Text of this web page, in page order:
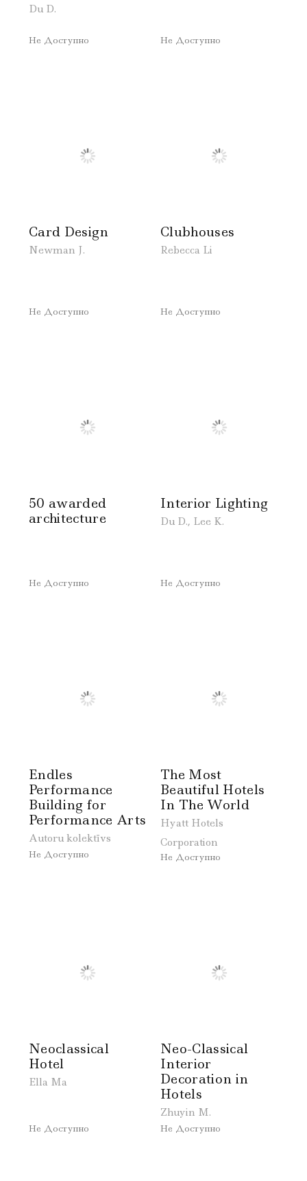
Du D.
Не Доступно Не Доступно
Card Design
Newman J.
Не Доступно
Clubhouses
Rebecca Li
Не Доступно
50 awarded
architecture
Не Доступно
Interior Lighting
Du D., Lee K.
Не Доступно
Endles
Performance
Building for
Performance Arts
Autoru kolektīvs
Не Доступно
The Most
Beautiful Hotels
In The World
Hyatt Hotels
Corporation
Не Доступно
Neoclassical
Hotel
Ella Ma
Не Доступно
Neo-Classical
Interior
Decoration in
Hotels
Zhuyin M.
Не Доступно